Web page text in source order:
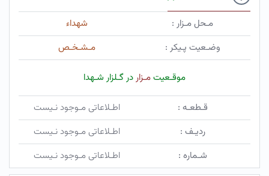
مـحل مـزار :
شهداء
وضـعیت پـیکر :
مـشـخـص
موقـعیتمـزاردر گـلزار شـهدا
قـطعـه :
اطـلاعاتی مـوجود نـیست
ردیـف :
اطـلاعاتی مـوجود نـیست
شـماره :
اطـلاعاتی مـوجود نـیست